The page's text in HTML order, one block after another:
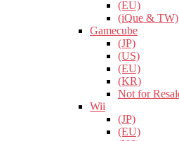
(EU)
(iQue & TW)
Gamecube
(JP)
(US)
(EU)
(KR)
Not for
Wii
(JP)
(EU)